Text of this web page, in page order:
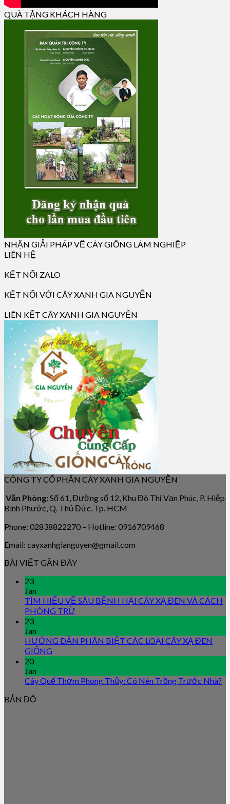
QUÀ TẶNG KHÁCH HÀNG
NHẬN GIẢI PHÁP VỀ CÂY GIỐNG LÂM NGHIỆP
LIÊN HỆ
KẾT NỐI ZALO
KẾT NỐI VỚI CÂY XANH GIA NGUYỄN
LIÊN KẾT CÂY XANH GIA NGUYỄN
CÔNG TY CỔ PHẦN CÂY XANH GIA NGUYỄN
Văn Phòng: Số 61, Đường số 12, Khu Đô Thị Vạn Phúc, P. Hiệp
Bình Phước, Q. Thủ Đức, Tp. HCM
Phone: 02838822270 – Hotline: 0916709468
Email: cayxanhgianguyen@gmail.com
BÀI VIẾT GẦN ĐÂY
23
Jan
TÌM HIỂU VỀ SÂU BỆNH HẠI CÂY XẠ ĐEN VÀ CÁCH
PHÒNG TRỪ
23
Jan
HƯỚNG DẪN PHÂN BIỆT CÁC LOẠI CÂY XẠ ĐEN
GIỐNG
20
Jan
Cây Quế Thơm Phong Thủy: Có Nên Trồng Trước Nhà?
BẢN ĐỒ